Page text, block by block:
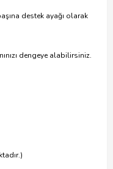
destek ayağı olarak
dengeye alabilirsiniz.